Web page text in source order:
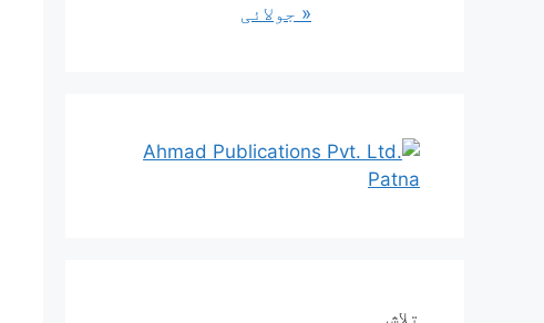
« جولائی
تلاش